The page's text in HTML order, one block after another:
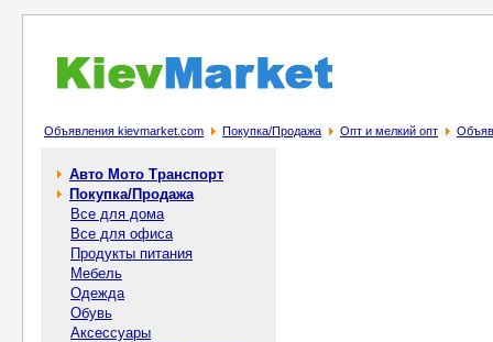
Объявления kievmarket.com Покупка/Продажа Опт и мелкий опт
Авто Мото Транспорт
Покупка/Продажа
Все для дома
Все для офиса
Продукты питания
Мебель
Одежда
Обувь
Аксессуары